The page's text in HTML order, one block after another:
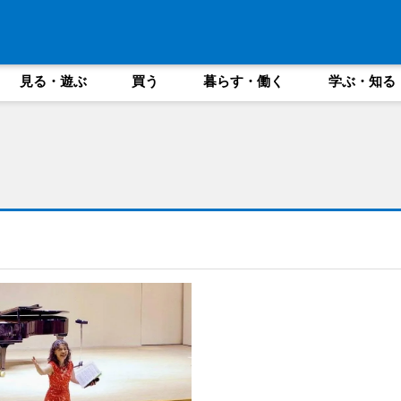
見る・遊ぶ 買う 暮らす・働く 学ぶ・知る